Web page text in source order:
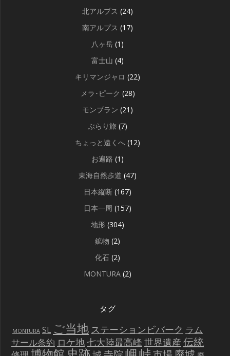
北アルプス (24)
南アルプス (17)
八ヶ岳 (1)
富士山 (4)
キリマンジャロ (22)
メラ･ピーク (28)
モンブラン (21)
ぶらり旅 (7)
ちょっと遠くへ (12)
お遍路 (1)
東海自然歩道 (47)
日本縦断 (167)
日本一周 (157)
地形 (304)
鉱物 (2)
化石 (2)
MONTURA (2)
タグ
MONTURA SL ご当地 ステーションビバーク ラム
サール条約 ロケ地七大陸最高峰 世界遺産 伝統